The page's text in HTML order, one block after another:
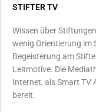
STIFTER TV
Wissen über
wenig Orientierung im
Begeisterung am
Leitmotive. Die
Internet, als Smart TV
bereit.